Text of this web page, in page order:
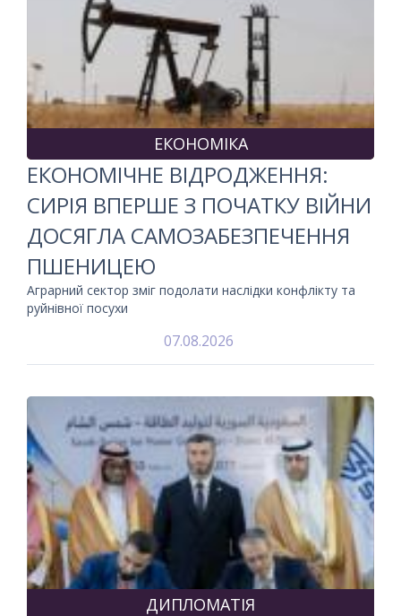
ЕКОНОМІКА
ЕКОНОМІЧНЕ ВІДРОДЖЕННЯ:
СИРІЯ ВПЕРШЕ З ПОЧАТКУ ВІЙНИ
ДОСЯГЛА САМОЗАБЕЗПЕЧЕННЯ
ПШЕНИЦЕЮ
Аграрний сектор зміг подолати наслідки конфлікту та
руйнівної посухи
07.08.2026
ДИПЛОМАТІЯ